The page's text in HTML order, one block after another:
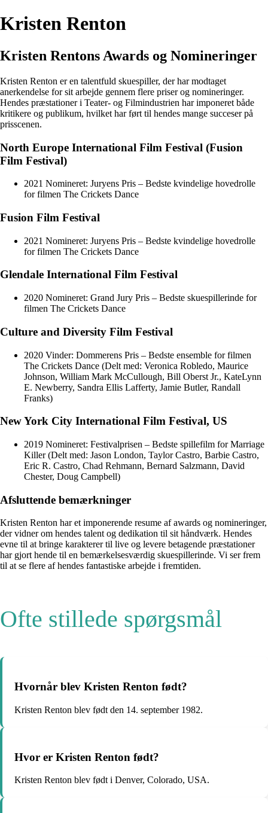
Kristen Renton
Kristen Rentons Awards og Nomineringer
Kristen Renton er en talentfuld skuespiller, der har modtaget
anerkendelse for sit arbejde gennem flere priser og nomineringer.
Hendes præstationer i Teater- og Filmindustrien har imponeret både
kritikere og publikum, hvilket har ført til hendes mange succeser på
prisscenen.
North Europe International Film Festival (Fusion
Film Festival)
2021 Nomineret: Juryens Pris – Bedste kvindelige hovedrolle
for filmen The Crickets Dance
Fusion Film Festival
2021 Nomineret: Juryens Pris – Bedste kvindelige hovedrolle
for filmen The Crickets Dance
Glendale International Film Festival
2020 Nomineret: Grand Jury Pris – Bedste skuespillerinde for
filmen The Crickets Dance
Culture and Diversity Film Festival
2020 Vinder: Dommerens Pris – Bedste ensemble for filmen
The Crickets Dance (Delt med: Veronica Robledo, Maurice
Johnson, William Mark McCullough, Bill Oberst Jr., KateLynn
E. Newberry, Sandra Ellis Lafferty, Jamie Butler, Randall
Franks)
New York City International Film Festival, US
2019 Nomineret: Festivalprisen – Bedste spillefilm for Marriage
Killer (Delt med: Jason London, Taylor Castro, Barbie Castro,
Eric R. Castro, Chad Rehmann, Bernard Salzmann, David
Chester, Doug Campbell)
Afsluttende bemærkninger
Kristen Renton har et imponerende resume af awards og nomineringer,
der vidner om hendes talent og dedikation til sit håndværk. Hendes
evne til at bringe karakterer til live og levere betagende præstationer
har gjort hende til en bemærkelsesværdig skuespillerinde. Vi ser frem
til at se flere af hendes fantastiske arbejde i fremtiden.
Ofte stillede spørgsmål
Hvornår blev Kristen Renton født?
Kristen Renton blev født den 14. september 1982.
Hvor er Kristen Renton født?
Kristen Renton blev født i Denver, Colorado, USA.